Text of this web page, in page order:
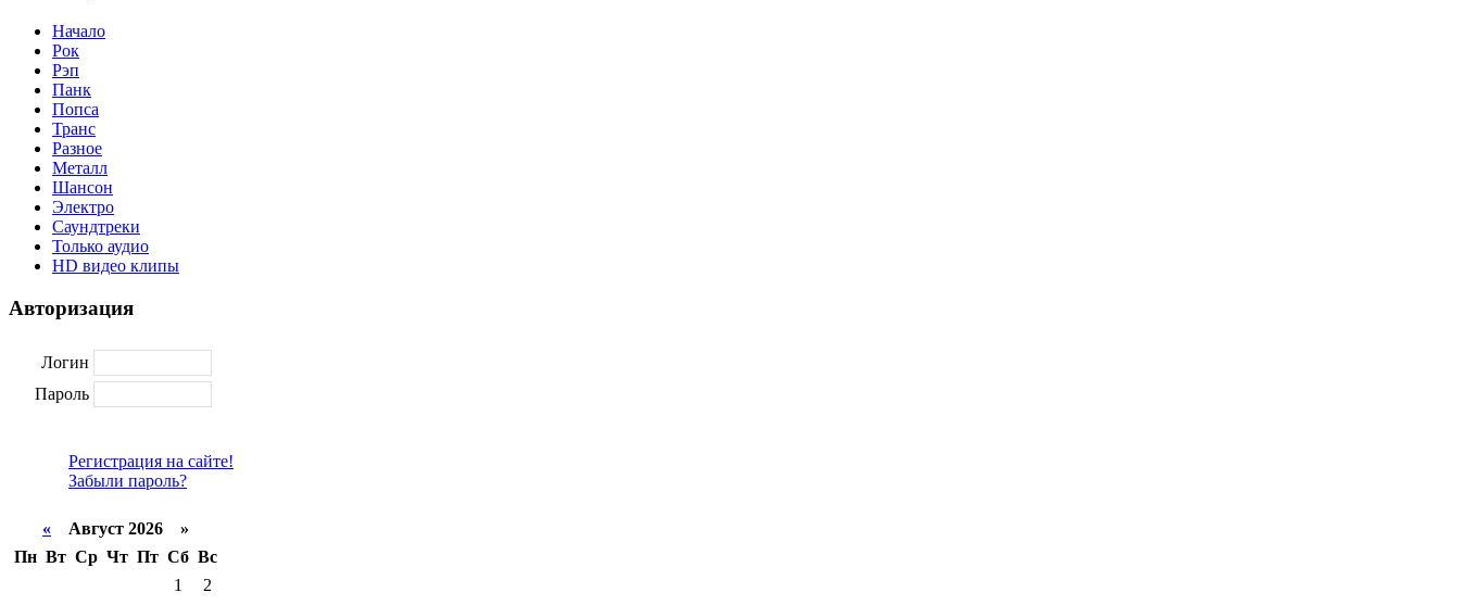
Начало
Рок
Рэп
Панк
Попса
Транс
Разное
Металл
Шансон
Электро
Саундтреки
Только аудио
HD видео клипы
Авторизация
Логин
Пароль
Регистрация на сайте!
Забыли пароль?
« Август 2026 »
Пн Вт Ср Чт Пт Сб Вс
1
2